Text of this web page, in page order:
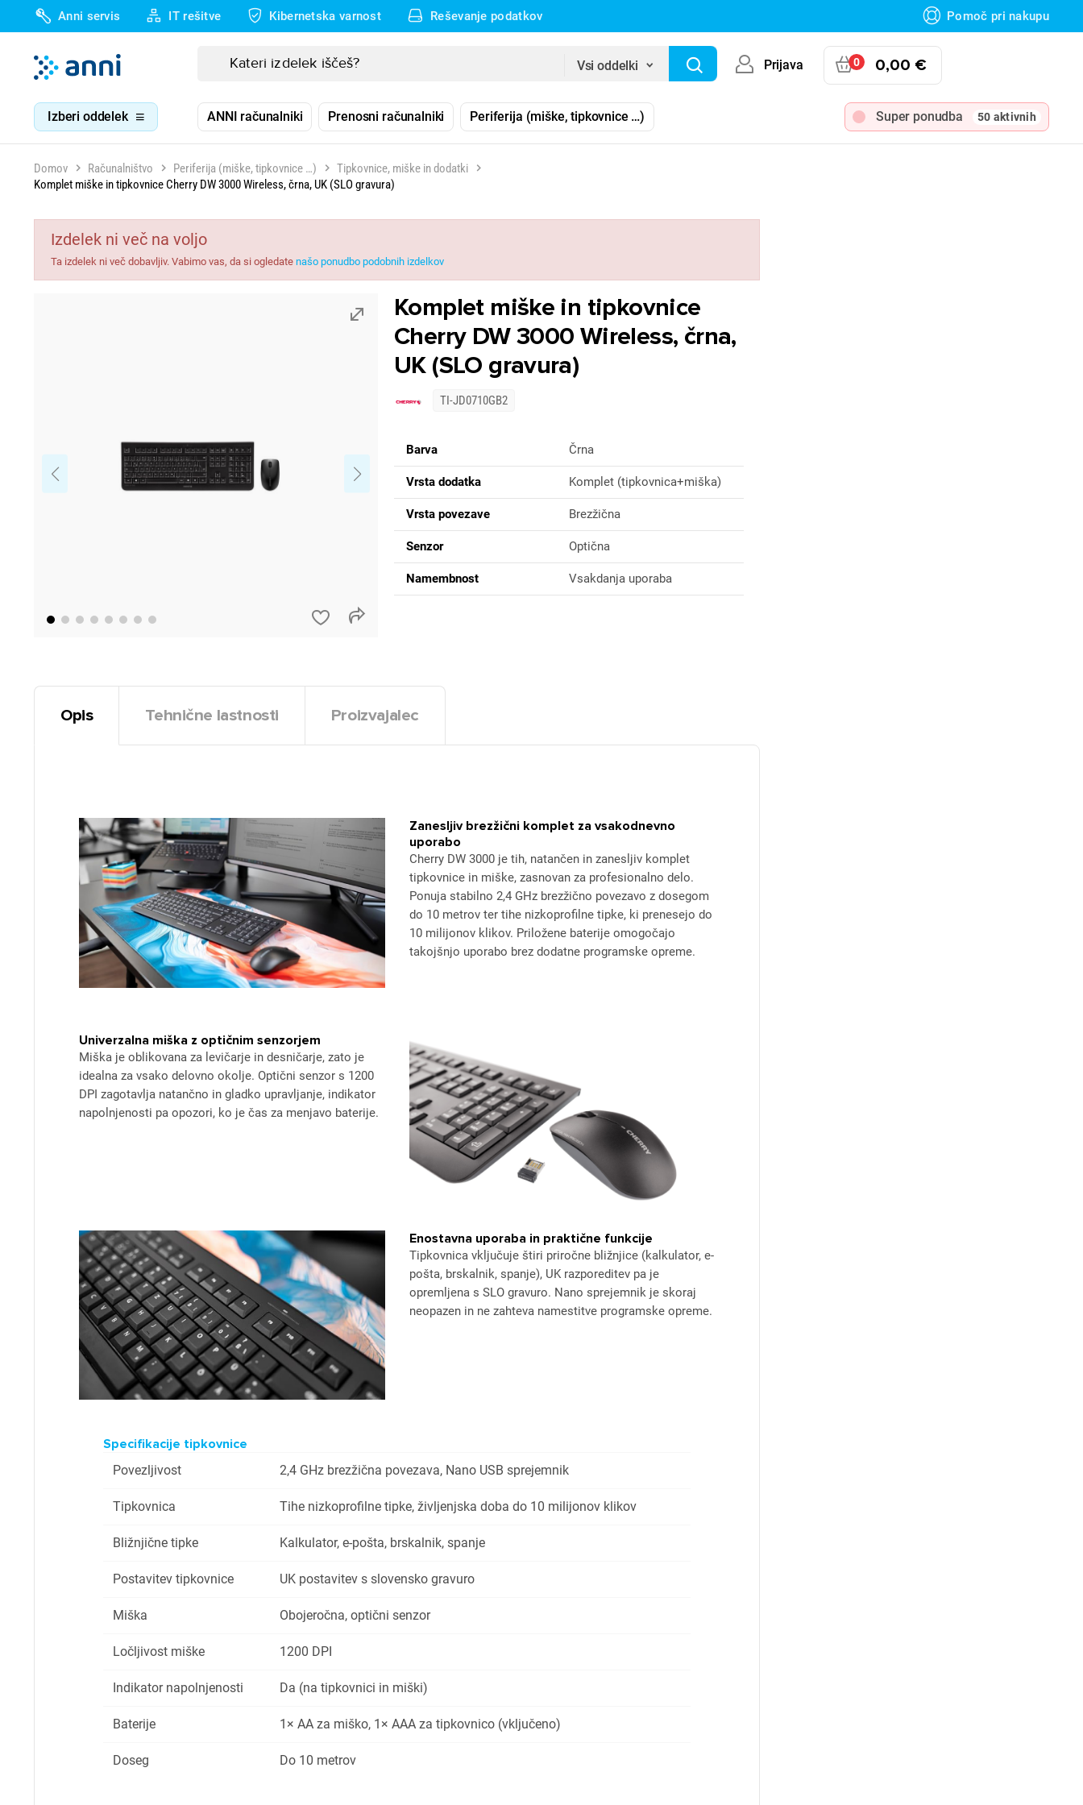
Anni servis IT rešitve Kibernetska varnost Reševanje podatkov Pomoč pri nakupu
Vsi oddelki Prijava 0 0,00 €
Izberi oddelek ANNI računalniki Prenosni računalniki Periferija (miške, tipkovnice …) Super ponudba 50 aktivnih
Domov Računalništvo Periferija (miške, tipkovnice …)
Tipkovnice, miške in dodatki
Komplet miške in tipkovnice Cherry DW 3000 Wireless, črna, UK (SLO gravura)
Izdelek ni več na voljo
Ta izdelek ni več dobavljiv. Vabimo vas, da si ogledate našo ponudbo podobnih izdelkov
Komplet miške in tipkovnice
Cherry DW 3000 Wireless, črna,
UK (SLO gravura)
TI-JD0710GB2
Barva Črna
Vrsta dodatka Komplet (tipkovnica+miška)
Vrsta povezave Brezžična
Senzor Optična
Namembnost Vsakdanja uporaba
Opis Tehnične lastnosti Proizvajalec
Zanesljiv brezžični komplet za vsakodnevno
uporabo
Cherry DW 3000 je tih, natančen in zanesljiv komplet
tipkovnice in miške, zasnovan za profesionalno delo.
Ponuja stabilno 2,4 GHz brezžično povezavo z dosegom
do 10 metrov ter tihe nizkoprofilne tipke, ki prenesejo do
10 milijonov klikov. Priložene baterije omogočajo
takojšnjo uporabo brez dodatne programske opreme.
Univerzalna miška z optičnim senzorjem
Miška je oblikovana za levičarje in desničarje, zato je
idealna za vsako delovno okolje. Optični senzor s 1200
DPI zagotavlja natančno in gladko upravljanje, indikator
napolnjenosti pa opozori, ko je čas za menjavo baterije.
Enostavna uporaba in praktične funkcije
Tipkovnica vključuje štiri priročne bližnjice (kalkulator, e-
pošta, brskalnik, spanje), UK razporeditev pa je
opremljena s SLO gravuro. Nano sprejemnik je skoraj
neopazen in ne zahteva namestitve programske opreme.
Specifikacije tipkovnice
Povezljivost 2,4 GHz brezžična povezava, Nano USB sprejemnik
Tipkovnica Tihe nizkoprofilne tipke, življenjska doba do 10 milijonov klikov
Bližnjične tipke Kalkulator, e-pošta, brskalnik, spanje
Postavitev tipkovnice UK postavitev s slovensko gravuro
Miška Obojeročna, optični senzor
Ločljivost miške 1200 DPI
Indikator napolnjenosti Da (na tipkovnici in miški)
Baterije 1× AA za miško, 1× AAA za tipkovnico (vključeno)
Doseg Do 10 metrov
Prijava
Za dodajanje na seznam želja morate biti prijavljeni.
Prekliči